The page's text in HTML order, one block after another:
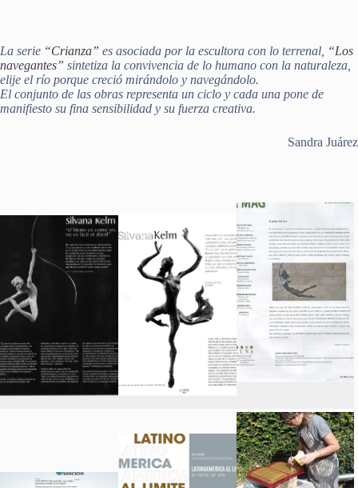
La serie “Crianza” es asociada por la escultora con lo terrenal, “Los
navegantes” sintetiza la convivencia de lo humano con la naturaleza,
elije el río porque creció mirándolo y navegándolo.
El conjunto de las obras representa un ciclo y cada una pone de
manifiesto su fina sensibilidad y su fuerza creativa.
Sandra Juárez